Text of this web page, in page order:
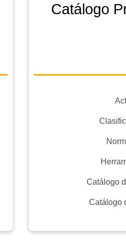
Catálogo
Catálogo
Catálogo